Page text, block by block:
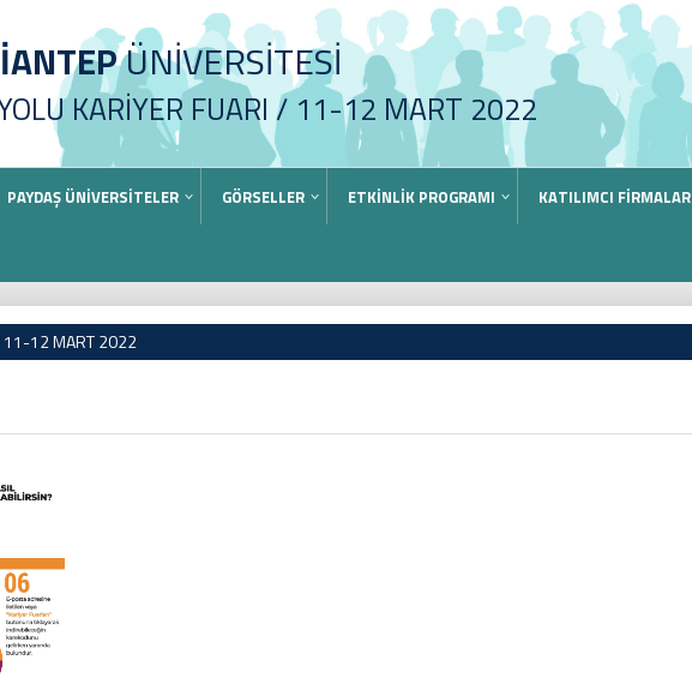
ÜNİVERSİTESİ
KARİYER FUARI / 11-12 MART 2022
PAYDAŞ ÜNİVERSİTELER GÖRSELLER ETKİNLİK PROGRAMI KATILIMCI FİRMALAR
11-12 MART 2022